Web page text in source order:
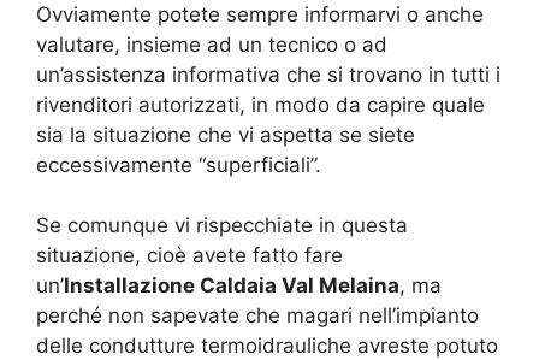
Ovviamente potete sempre informarvi o anche
valutare, insieme ad un tecnico o ad
un’assistenza informativa che si trovano in tutti i
rivenditori autorizzati, in modo da capire quale
sia la situazione che vi aspetta se siete
eccessivamente “superficiali”.
Se comunque vi rispecchiate in questa
situazione, cioè avete fatto fare
un’Installazione Caldaia Val Melaina, ma
perché non sapevate che magari nell’impianto
delle condutture termoidrauliche avreste potuto